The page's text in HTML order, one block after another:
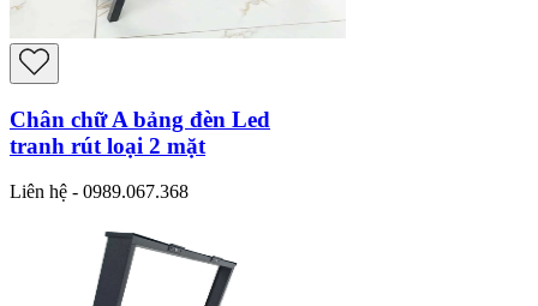
Chân chữ A bảng đèn Led
tranh rút loại 2 mặt
Liên hệ - 0989.067.368